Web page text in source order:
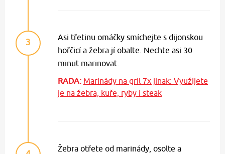
3
Asi třetinu omáčky smíchejte s dijonskou
hořčicí a žebra jí obalte. Nechte asi 30
minut marinovat.
RADA: Marinády na gril 7x jinak: Využijete
je na žebra, kuře, ryby i steak
Žebra otřete od marinády, osolte a